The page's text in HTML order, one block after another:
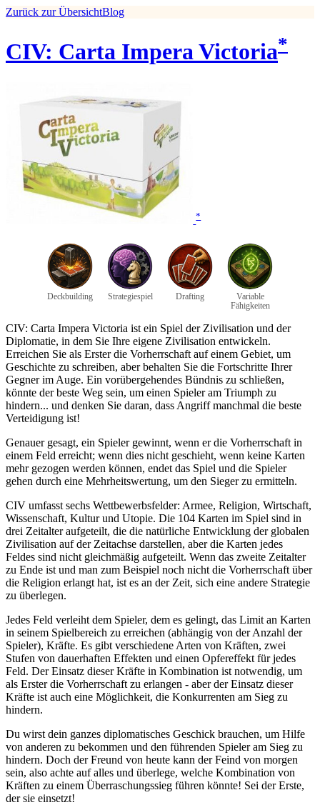
Zurück zur ÜbersichtBlog
CIV: Carta Impera Victoria*
*
Deckbuilding Strategiespiel Drafting
Variable
Fähigkeiten
CIV: Carta Impera Victoria ist ein Spiel der Zivilisation und der
Diplomatie, in dem Sie Ihre eigene Zivilisation entwickeln.
Erreichen Sie als Erster die Vorherrschaft auf einem Gebiet, um
Geschichte zu schreiben, aber behalten Sie die Fortschritte Ihrer
Gegner im Auge. Ein vorübergehendes Bündnis zu schließen,
könnte der beste Weg sein, um einen Spieler am Triumph zu
hindern... und denken Sie daran, dass Angriff manchmal die beste
Verteidigung ist!
Genauer gesagt, ein Spieler gewinnt, wenn er die Vorherrschaft in
einem Feld erreicht; wenn dies nicht geschieht, wenn keine Karten
mehr gezogen werden können, endet das Spiel und die Spieler
gehen durch eine Mehrheitswertung, um den Sieger zu ermitteln.
CIV umfasst sechs Wettbewerbsfelder: Armee, Religion, Wirtschaft,
Wissenschaft, Kultur und Utopie. Die 104 Karten im Spiel sind in
drei Zeitalter aufgeteilt, die die natürliche Entwicklung der globalen
Zivilisation auf der Zeitachse darstellen, aber die Karten jedes
Feldes sind nicht gleichmäßig aufgeteilt. Wenn das zweite Zeitalter
zu Ende ist und man zum Beispiel noch nicht die Vorherrschaft über
die Religion erlangt hat, ist es an der Zeit, sich eine andere Strategie
zu überlegen.
Jedes Feld verleiht dem Spieler, dem es gelingt, das Limit an Karten
in seinem Spielbereich zu erreichen (abhängig von der Anzahl der
Spieler), Kräfte. Es gibt verschiedene Arten von Kräften, zwei
Stufen von dauerhaften Effekten und einen Opfereffekt für jedes
Feld. Der Einsatz dieser Kräfte in Kombination ist notwendig, um
als Erster die Vorherrschaft zu erlangen - aber der Einsatz dieser
Kräfte ist auch eine Möglichkeit, die Konkurrenten am Sieg zu
hindern.
Du wirst dein ganzes diplomatisches Geschick brauchen, um Hilfe
von anderen zu bekommen und den führenden Spieler am Sieg zu
hindern. Doch der Freund von heute kann der Feind von morgen
sein, also achte auf alles und überlege, welche Kombination von
Kräften zu einem Überraschungssieg führen könnte! Sei der Erste,
der sie einsetzt!